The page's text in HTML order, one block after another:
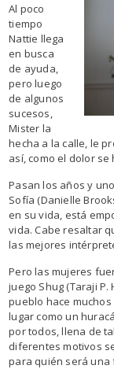
Al poco
tiempo
Nattie llega
en busca
de ayuda,
pero luego
de algunos
sucesos,
Mister la
hecha a la calle, le
así, como el dolor
Pasan los años y
Sofía (Danielle
en su vida, está
vida. Cabe resaltar
las mejores
Pero las mujeres
juego Shug (Taraji
pueblo hace
lugar como un
por todos, llena de
diferentes motivos
para quién será una